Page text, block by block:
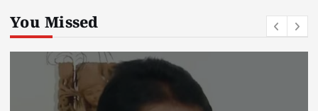
You Missed